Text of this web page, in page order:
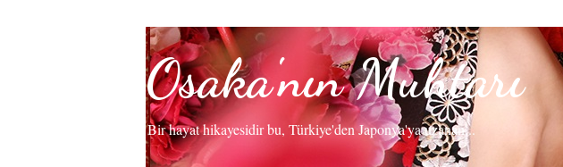
Osaka'nın Muhtarı
Bir hayat hikayesidir bu, Türkiye'den Japonya'ya uzanan...